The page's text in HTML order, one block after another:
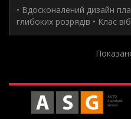
• Вдосконалений дизайн
глибоких розрядів • Клас